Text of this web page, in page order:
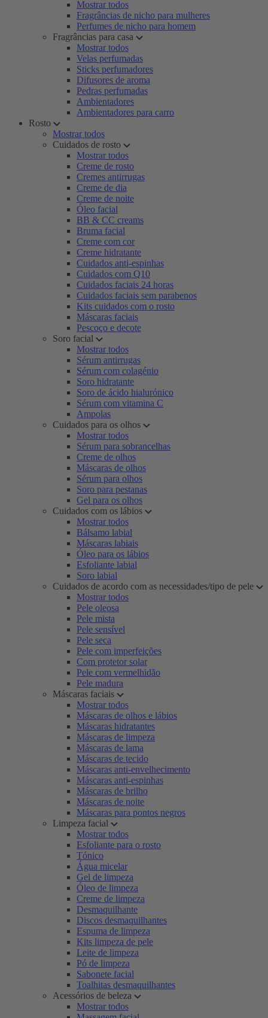
Mostrar todos
Fragrâncias de nicho para mulheres
Perfumes de nicho para homem
Fragrâncias para casa
Mostrar todos
Velas perfumadas
Sticks perfumadores
Difusores de aroma
Pedras perfumadas
Ambientadores
Ambientadores para carro
Rosto
Mostrar todos
Cuidados de rosto
Mostrar todos
Creme de rosto
Cremes antirrugas
Creme de dia
Creme de noite
Óleo facial
BB & CC creams
Bruma facial
Creme com cor
Creme hidratante
Cuidados anti-espinhas
Cuidados com Q10
Cuidados faciais 24 horas
Cuidados faciais sem parabenos
Kits cuidados com o rosto
Máscaras faciais
Pescoço e decote
Soro facial
Mostrar todos
Sérum antirrugas
Sérum com colagénio
Soro hidratante
Soro de ácido hialurónico
Sérum com vitamina C
Ampolas
Cuidados para os olhos
Mostrar todos
Sérum para sobrancelhas
Creme de olhos
Máscaras de olhos
Sérum para olhos
Soro para pestanas
Gel para os olhos
Cuidados com os lábios
Mostrar todos
Bálsamo labial
Máscaras labiais
Óleo para os lábios
Esfoliante labial
Soro labial
Cuidados de acordo com as necessidades/tipo de pele
Mostrar todos
Pele oleosa
Pele mista
Pele sensível
Pele seca
Pele com imperfeições
Com protetor solar
Pele com vermelhidão
Pele madura
Máscaras faciais
Mostrar todos
Máscaras de olhos e lábios
Máscaras hidratantes
Máscaras de limpeza
Máscaras de lama
Máscaras de tecido
Máscaras anti-envelhecimento
Máscaras anti-espinhas
Máscaras de brilho
Máscaras de noite
Máscaras para pontos negros
Limpeza facial
Mostrar todos
Esfoliante para o rosto
Tónico
Água micelar
Gel de limpeza
Óleo de limpeza
Creme de limpeza
Desmaquilhante
Discos desmaquilhantes
Espuma de limpeza
Kits limpeza de pele
Leite de limpeza
Pó de limpeza
Sabonete facial
Toalhitas desmaquilhantes
Acessórios de beleza
Mostrar todos